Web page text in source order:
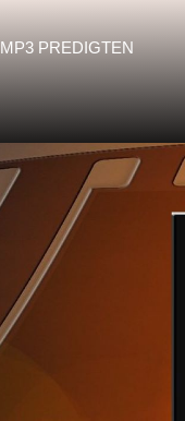
MP3 PREDIGTEN